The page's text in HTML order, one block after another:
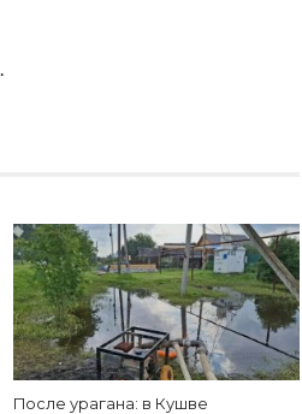
После урагана: в Кушве